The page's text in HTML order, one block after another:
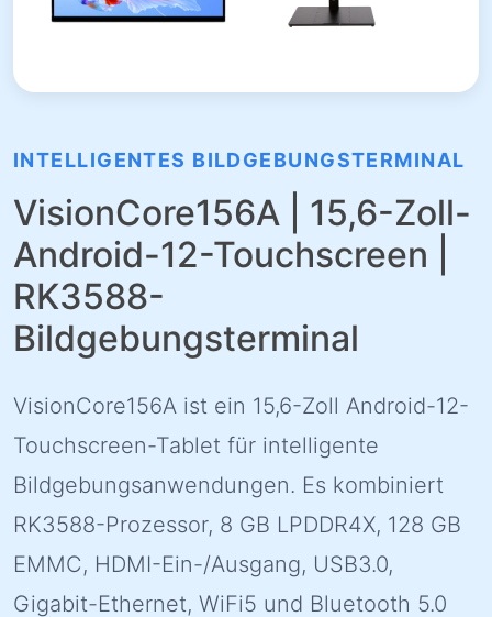
INTELLIGENTES BILDGEBUNGSTERMINAL
VisionCore156A | 15,6-Zoll-
Android-12-Touchscreen |
RK3588-
Bildgebungsterminal
VisionCore156A ist ein 15,6-Zoll Android-12-
Touchscreen-Tablet für intelligente
Bildgebungsanwendungen. Es kombiniert
RK3588-Prozessor, 8 GB LPDDR4X, 128 GB
EMMC, HDMI-Ein-/Ausgang, USB3.0,
Gigabit-Ethernet, WiFi5 und Bluetooth 5.0